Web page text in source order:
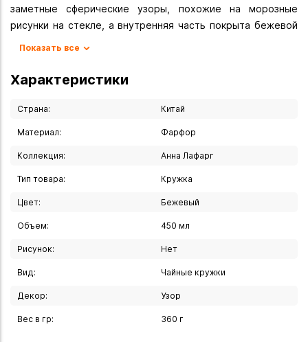
заметные сферические узоры, похожие на морозные
рисунки на стекле, а внутренняя часть покрыта бежевой
Объём кружки составляет 450 мл, а весит она всего 360
грамм. Удобная коническая форма и устойчивость
обеспечивают комфорт во время использования. Кружки
и использовать в микроволновой печи.
Показать все
Характеристики
Страна: Китай
Материал: Фарфор
Коллекция: Анна Лафарг
Тип товара: Кружка
Цвет: Бежевый
Объем: 450 мл
Рисунок: Нет
Вид: Чайные кружки
Декор: Узор
Вес в гр: 360 г